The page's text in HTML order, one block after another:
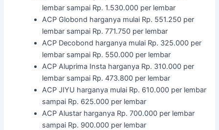
lembar sampai Rp. 1.530.000 per lembar
ACP Globond harganya mulai Rp. 551.250 per
lembar sampai Rp. 771.750 per lembar
ACP Decobond harganya mulai Rp. 325.000 per
lembar sampai Rp. 550.000 per lembar
ACP Aluprima Insta harganya Rp. 310.000 per
lembar sampai Rp. 473.800 per lembar
ACP JIYU harganya mulai Rp. 610.000 per lembar
sampai Rp. 625.000 per lembar
ACP Alustar harganya Rp. 700.000 per lembar
sampai Rp. 900.000 per lembar